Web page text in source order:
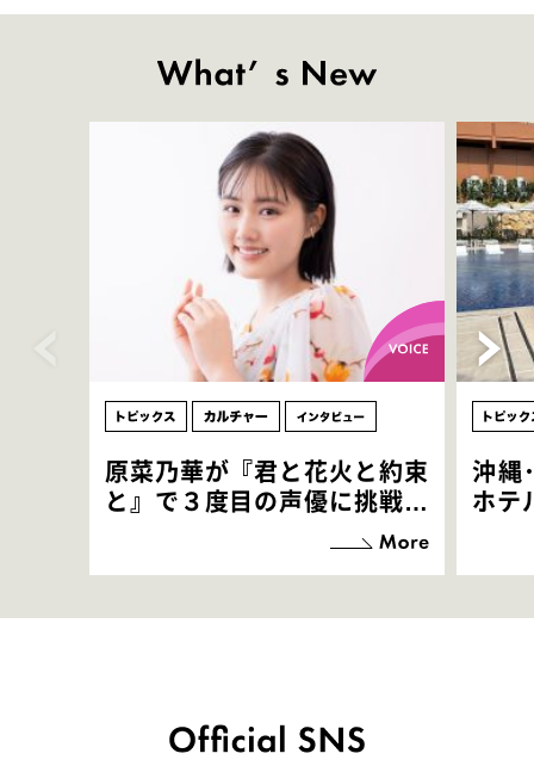
原菜乃華が『君と花火と約束
と』で３度目の声優に挑戦！
「お邪魔させてもらっている
感覚ですが､お芝居に没頭で
沖縄
ホテ